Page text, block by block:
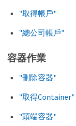
"取得帳戶"
"總公司帳戶"
容器作業
"刪除容器"
"取得Container"
"頭端容器"